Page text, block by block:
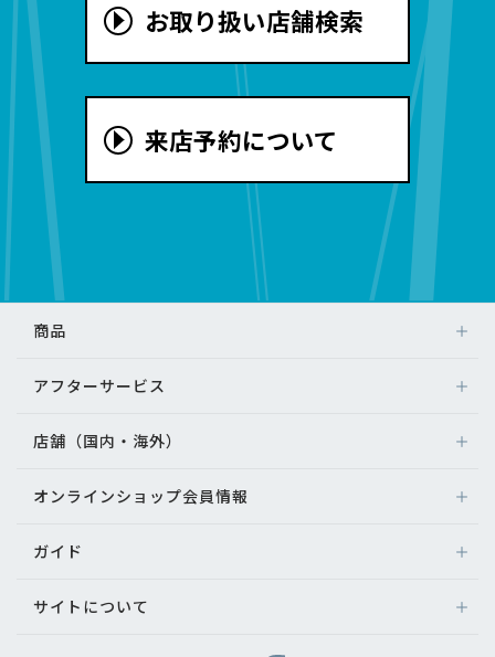
お取り扱い店舗検索
来店予約について
商品
アフターサービス
店舗（国内・海外）
オンラインショップ会員情報
ガイド
サイトについて